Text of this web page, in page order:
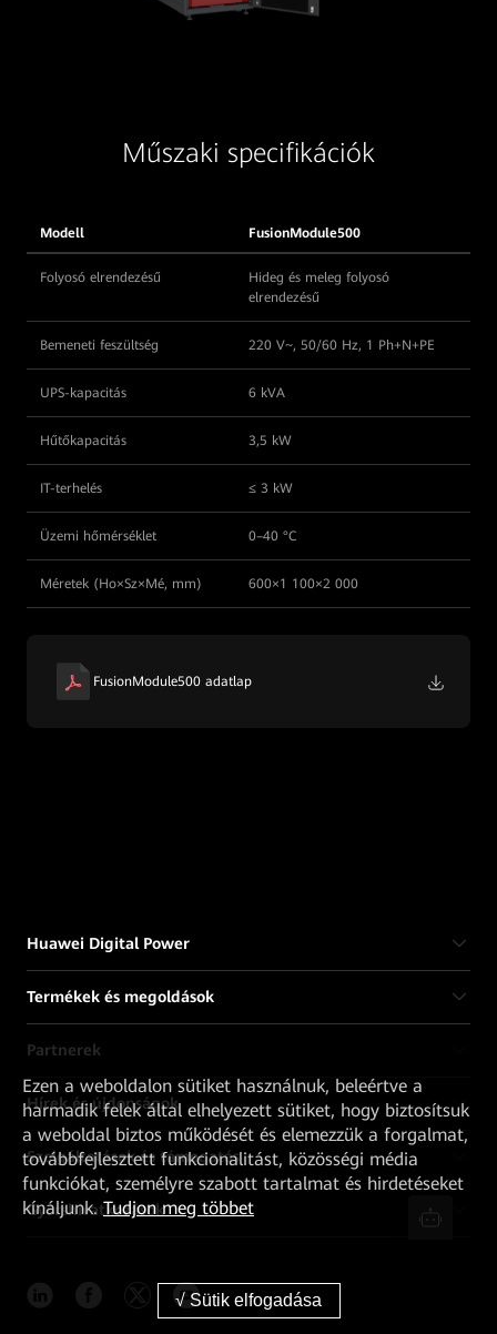
Műszaki specifikációk
Modell FusionModule500
Folyosó elrendezésű
Hideg és meleg folyosó
elrendezésű
Bemeneti feszültség 220 V~, 50/60 Hz, 1 Ph+N+PE
UPS-kapacitás 6 kVA
Hűtőkapacitás 3,5 kW
IT-terhelés ≤ 3 kW
Üzemi hőmérséklet 0–40 °C
Méretek (Ho×Sz×Mé, mm) 600×1 100×2 000
FusionModule500 adatlap
Huawei Digital Power
Termékek és megoldások
Partnerek
Hírek és újdonságok
Szolgáltatások és támogatás
Gyorshivatkozások
Ezen a weboldalon sütiket használnuk, beleértve a
harmadik felek által elhelyezett sütiket, hogy biztosítsuk
a weboldal biztos működését és elemezzük a forgalmat,
továbbfejlesztett funkcionalitást, közösségi média
funkciókat, személyre szabott tartalmat és hirdetéseket
kínáljunk.Tudjon meg többet